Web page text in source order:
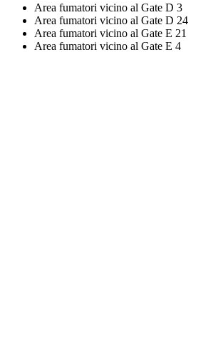
Area fumatori vicino al Gate D 3
Area fumatori vicino al Gate D 24
Area fumatori vicino al Gate E 21
Area fumatori vicino al Gate E 4